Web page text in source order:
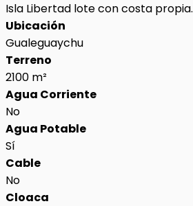
Isla Libertad lote con costa propia.
Ubicación
Gualeguaychu
Terreno
2100 m²
Agua Corriente
No
Agua Potable
Sí
Cable
No
Cloaca